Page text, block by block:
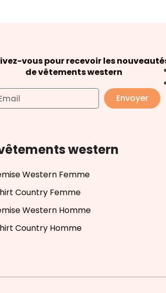
vous pour recevoir les
de vêtements western
Envoyer
western
Western Femme
Country Femme
Western Homme
Country Homme